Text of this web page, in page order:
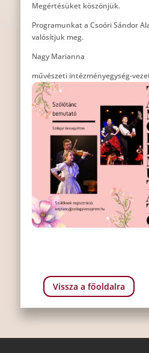
Megértésüket köszönjük.
Programunkat a Csoóri Sándor
valósítjuk meg.
Nagy Marianna
művészeti intézményegység-
Vissza a főoldalra